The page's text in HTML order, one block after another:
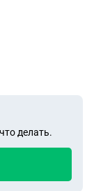
делать.